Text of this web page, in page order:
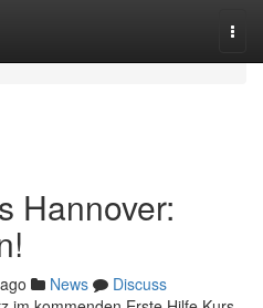
Hannover:
News
Discuss